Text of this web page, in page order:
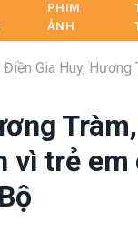
PHIM
ẢNH
Điền Gia Huy,
trẻ em